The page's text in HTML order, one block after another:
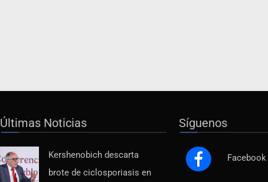
Últimas Noticias
Kershenobich descarta
brote de ciclosporiasis en
Síguenos
Facebook